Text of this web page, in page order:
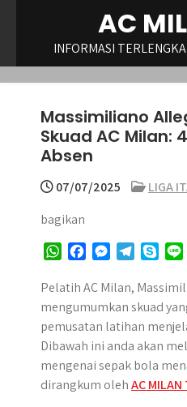
AC
INFORMASI
Massimiliano
Skuad AC Milan:
Absen
07/07/2025 LIGA
bagikan
W
a
t
s
A
p
c
e
b
o
s
s
e
n
e
r
e
g
r
a
y
p
e
Pelatih AC Milan,
mengumumkan skuad
pemusatan latihan
Dibawah ini anda akan
mengenai sepak bola
dirangkum olehAC MILAN